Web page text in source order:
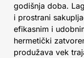
godišnja doba.
i prostrani
efikasnim i
hermetički
produžava vek